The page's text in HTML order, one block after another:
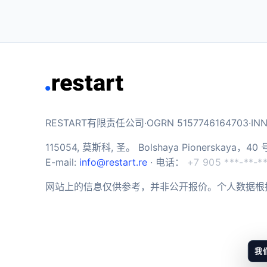
RESTART有限责任公司·OGRN
115054, 莫斯科, 圣。 Bolshaya Pionerskaya，40
E-mail: info@restart.re · 电话： +7 905 ***-**-
网站上的信息仅供参考，并非公开报价。个人数据
我